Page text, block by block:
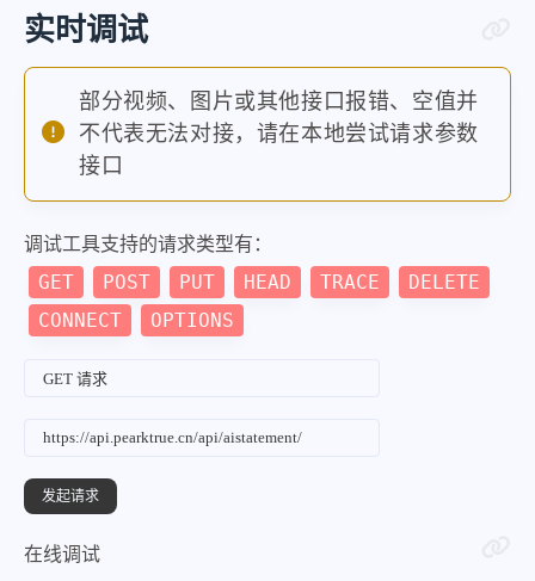
实时调试
部分视频、图片或其他接口报错、空值并
不代表无法对接，请在本地尝试请求参数
接口
调试工具支持的请求类型有：
GET POST PUT HEAD TRACE
DELETE
CONNECT
OPTIONS
在线调试